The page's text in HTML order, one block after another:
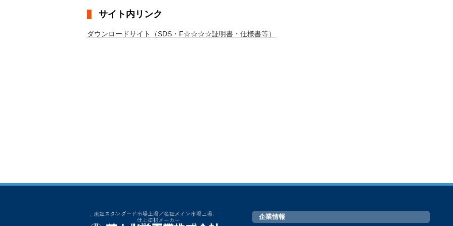
サイト内リンク
ダウンロードサイト（SDS・F☆☆☆☆証明書・仕様書等）
企業情報